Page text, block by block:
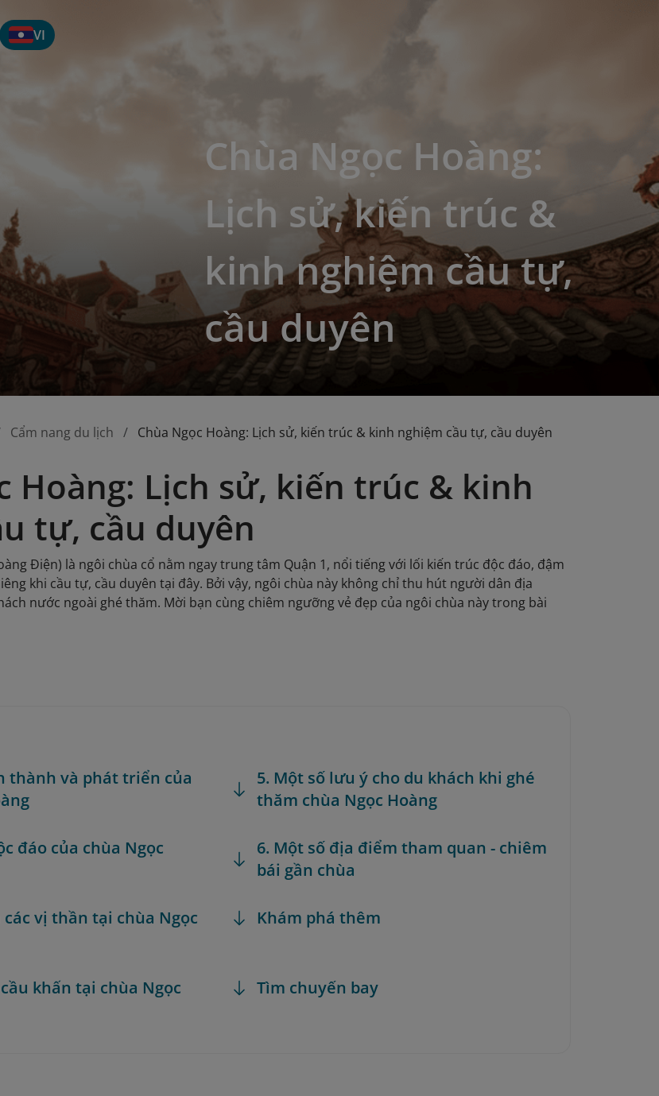
VI
Chùa Ngọc Hoàng:
Lịch sử, kiến trúc &
kinh nghiệm cầu tự,
cầu duyên
Cẩm nang du lịch Chùa Ngọc Hoàng: Lịch sử, kiến trúc & kinh nghiệm cầu tự, cầu duyên
Hoàng: Lịch sử, kiến trúc & kinh
tự, cầu duyên
Điện) là ngôi chùa cổ nằm ngay trung tâm Quận 1, nổi tiếng với lối kiến trúc độc đáo, đậm
khi cầu tự, cầu duyên tại đây. Bởi vậy, ngôi chùa này không chỉ thu hút người dân địa
nước ngoài ghé thăm. Mời bạn cùng chiêm ngưỡng vẻ đẹp của ngôi chùa này trong bài
thành và phát triển của
đáo của chùa Ngọc
vị thần tại chùa Ngọc
khấn tại chùa Ngọc
5. Một số lưu ý cho du khách khi ghé
thăm chùa Ngọc Hoàng
6. Một số địa điểm tham quan - chiêm
bái gần chùa
Khám phá thêm
Tìm chuyến bay